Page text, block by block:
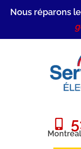
Nous réparons